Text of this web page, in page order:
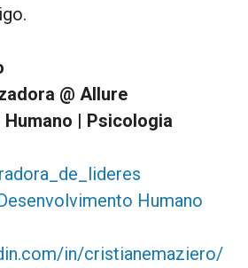
@ Allure
| Psicologia
Humano
in/cristianemaziero/